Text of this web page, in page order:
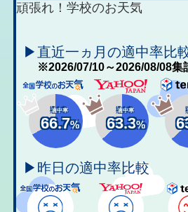
頑張れ！学校のお天気
▶直近一ヵ月の適中率比
※2026/07/10～2026/08/08集
適中率
66.7%
適中率
63.3%
▶昨日の適中率比較